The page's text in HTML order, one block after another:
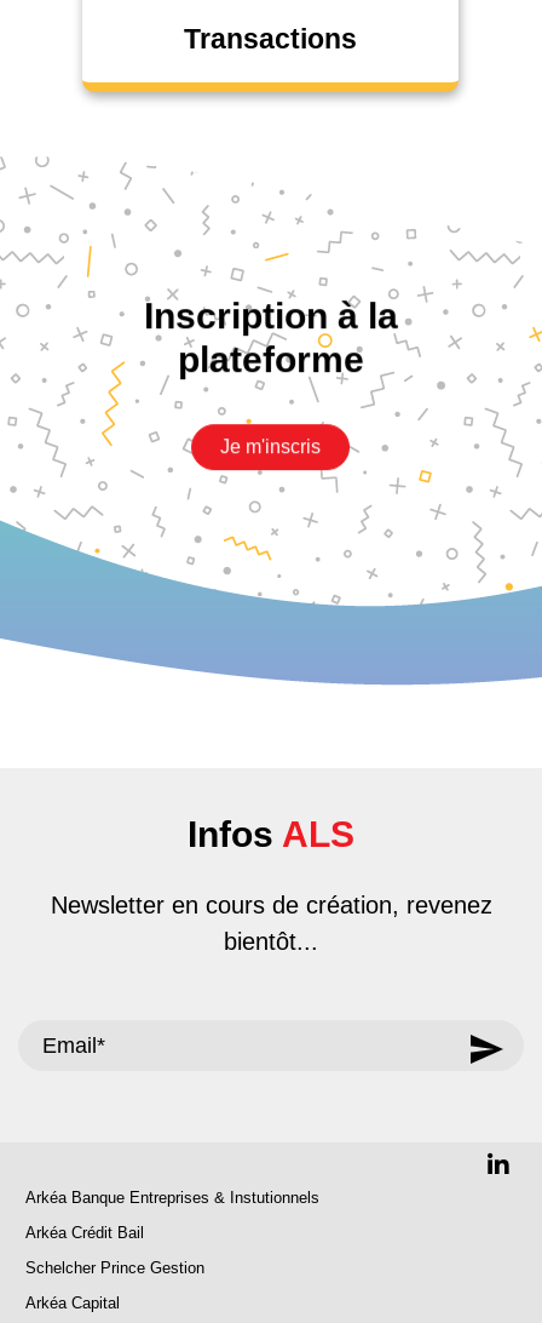
Transactions
Inscription à la
plateforme
Je m'inscris
Infos ALS
Newsletter en cours de création, revenez
bientôt...
Arkéa Banque Entreprises & Instutionnels
Arkéa Crédit Bail
Schelcher Prince Gestion
Arkéa Capital